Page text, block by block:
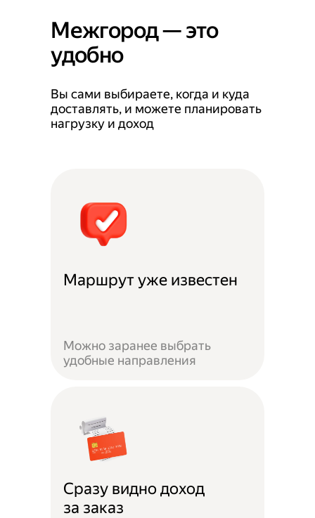
Межгород — это
удобно
Вы сами выбираете, когда и куда
доставлять, и можете планировать
нагрузку и доход
Маршрут уже известен
Можно заранее выбрать
удобные направления
Сразу видно доход
за заказ